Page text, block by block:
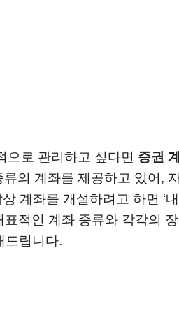
으로 관리하고 싶다면 증권
의 계좌를 제공하고 있어,
계좌를 개설하려고 하면 ‘
적인 계좌 종류와 각각의
드립니다.